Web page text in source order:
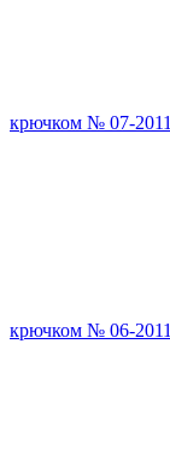
крючком № 07-2011
крючком № 06-2011